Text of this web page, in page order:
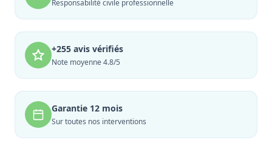
Responsabilité civile professionnelle
+255 avis vérifiés
Note moyenne 4.8/5
Garantie 12 mois
Sur toutes nos interventions